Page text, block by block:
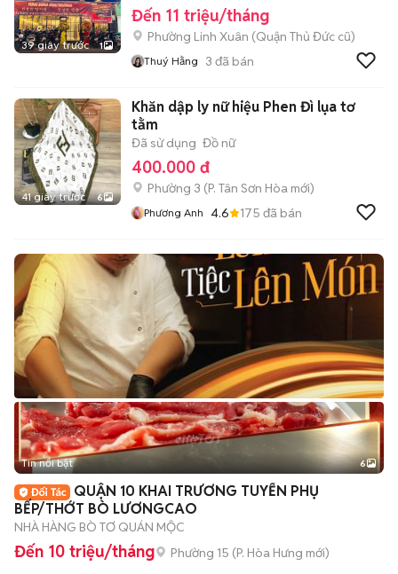
39 giây trước 1
Đến 11 triệu/tháng
Phường Linh Xuân (Quận Thủ Đức cũ)
Thuý Hằng 3 đã bán
41 giây trước 6
Khăn dập ly nữ hiệu Phen Đì lụa tơ
tằm
Đã sử dụng Đồ nữ
400.000 đ
Phường 3 (P. Tân Sơn Hòa mới)
Phương Anh 4.6 175 đã bán
+2
Tin nổi bật 6
QUẬN 10 KHAI TRƯƠNG TUYỂN PHỤ
BẾP/THỚT BÒ LƯƠNGCAO
NHÀ HÀNG BÒ TƠ QUÁN MỘC
Đến 10 triệu/tháng Phường 15 (P. Hòa Hưng mới)